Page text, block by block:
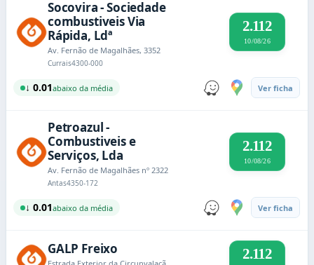
Socovira - Sociedade
combustiveis Via
Rápida, Ldª
Av. Fernão de Magalhães, 3352
Currais4300-000
2.112
10/08/26
↓ 0.01abaixo da média Ver ficha
Petroazul -
Combustiveis e
Serviços, Lda
Av. Fernão de Magalhães nº 2322
Antas4350-172
2.112
10/08/26
↓ 0.01abaixo da média Ver ficha
GALP Freixo 2.112